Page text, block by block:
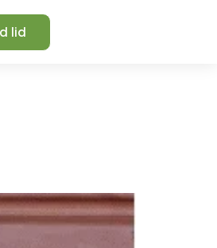
lid